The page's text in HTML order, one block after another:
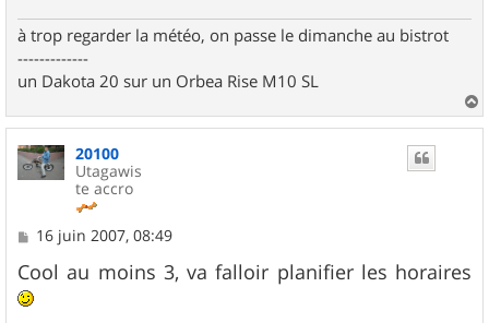
à trop regarder la météo, on passe le dimanche au bistrot
-------------
un Dakota 20 sur un Orbea Rise M10 SL
a
u
20100
Utagawis
te accro
M
s
s
a
16 juin 2007, 08:49
Cool au moins 3, va falloir planifier les horaires